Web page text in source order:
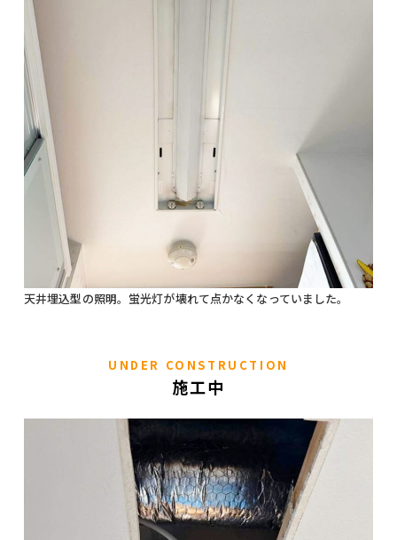
天井埋込型の照明。蛍光灯が壊れて点かなくなっていました。
UNDER CONSTRUCTION
施工中